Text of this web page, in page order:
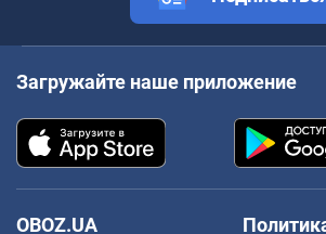
Загружайте наше приложение
OBOZ.UA